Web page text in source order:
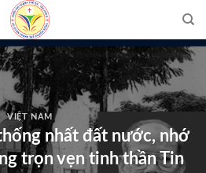
VIỆT NAM
nhất đất nước, nhớ
trọn vẹn tinh thần Tin